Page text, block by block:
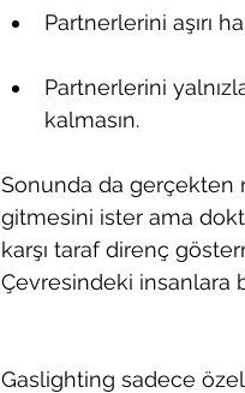
Partnerlerini aşırı
Partnerlerini
kalmasın.
Sonunda da gerçekten
gitmesini ister ama
karşı taraf direnç
Çevresindeki insanlara
Gaslighting sadece